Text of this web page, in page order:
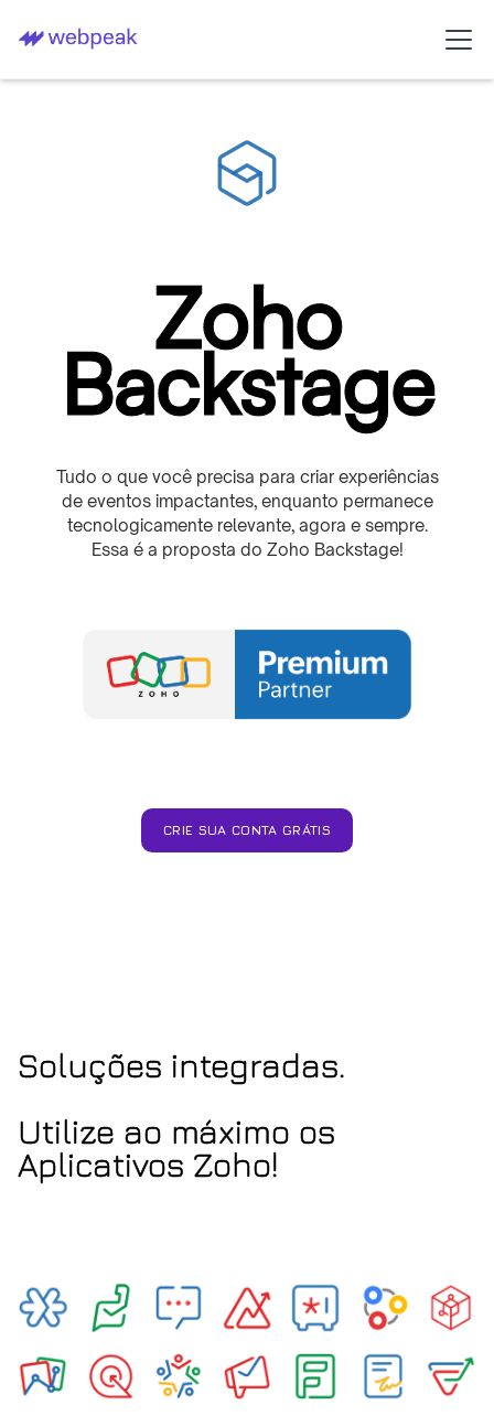
Zoho
Backstage
Tudo o que você precisa para criar experiências
de eventos impactantes, enquanto permanece
tecnologicamente relevante, agora e sempre.
Essa é a proposta do Zoho Backstage!
CRIE SUA CONTA GRÁTIS
Soluções integradas.
Utilize ao máximo os
Aplicativos Zoho!